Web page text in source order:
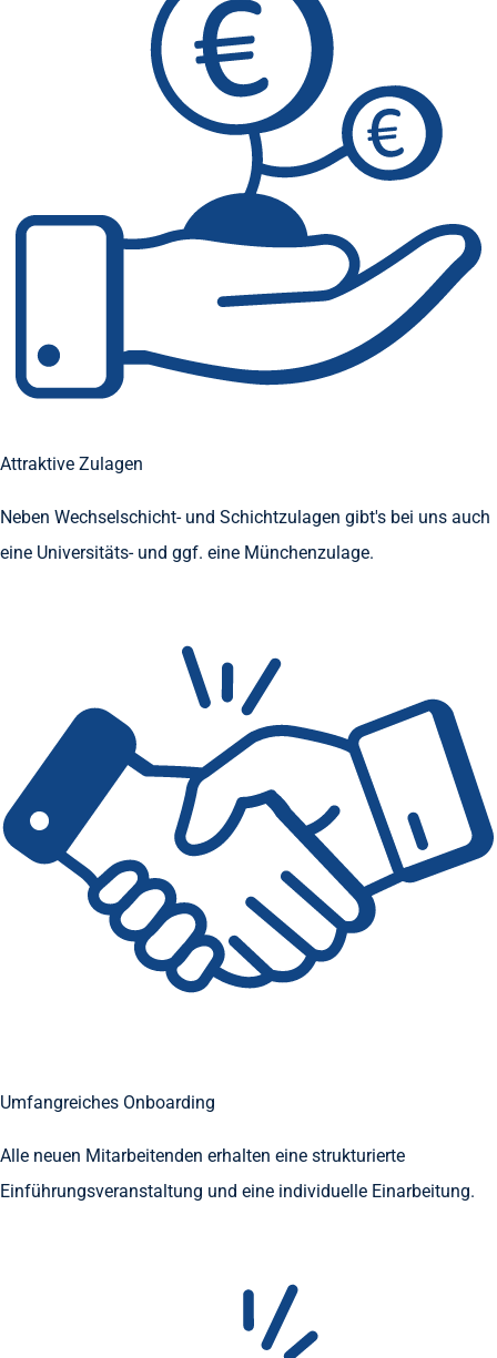
Attraktive Zulagen
Neben Wechselschicht- und Schichtzulagen gibt's bei uns auch
eine Universitäts- und ggf. eine Münchenzulage.
Umfangreiches Onboarding
Alle neuen Mitarbeitenden erhalten eine strukturierte
Einführungsveranstaltung und eine individuelle Einarbeitung.